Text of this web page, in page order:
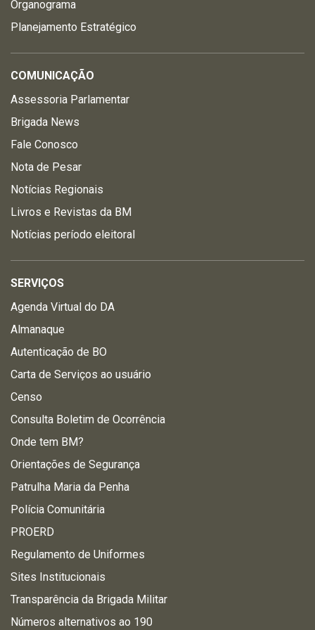
Organograma
Planejamento Estratégico
COMUNICAÇÃO
Assessoria Parlamentar
Brigada News
Fale Conosco
Nota de Pesar
Notícias Regionais
Livros e Revistas da BM
Notícias período eleitoral
SERVIÇOS
Agenda Virtual do DA
Almanaque
Autenticação de BO
Carta de Serviços ao usuário
Censo
Consulta Boletim de Ocorrência
Onde tem BM?
Orientações de Segurança
Patrulha Maria da Penha
Polícia Comunitária
PROERD
Regulamento de Uniformes
Sites Institucionais
Transparência da Brigada Militar
Números alternativos ao 190